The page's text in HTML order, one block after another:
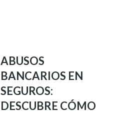
ABUSOS
BANCARIOS EN
SEGUROS:
DESCUBRE CÓMO